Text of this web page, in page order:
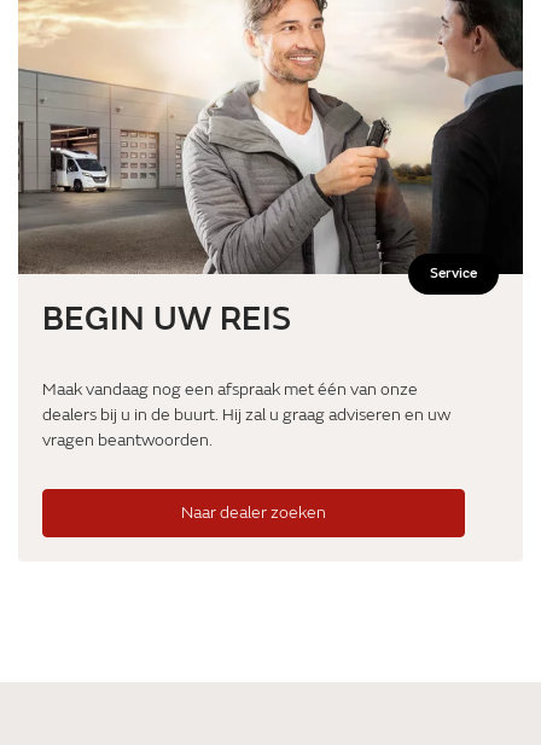
Service
BEGIN UW REIS
Maak vandaag nog een afspraak met één van onze
dealers bij u in de buurt. Hij zal u graag adviseren en uw
vragen beantwoorden.
Naar dealer zoeken